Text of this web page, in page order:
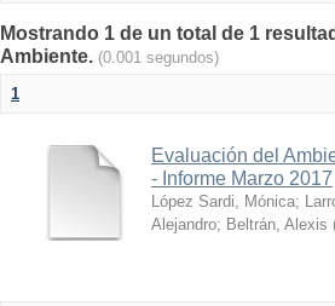
Mostrando 1 de un total de 1
Ambiente. (0.001 segundos)
1
Evaluación del
- Informe Marzo 2017
López Sardi, Mónica;
Alejandro; Beltrán, Alexis